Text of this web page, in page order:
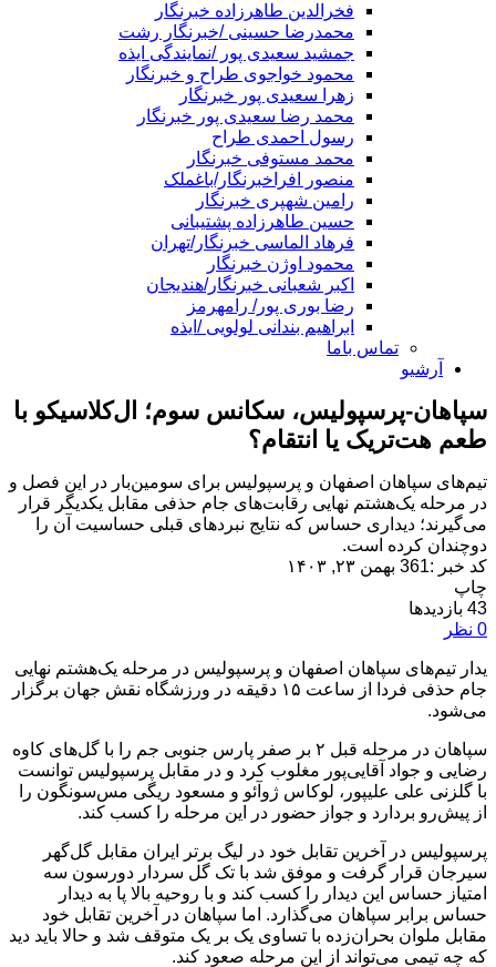
فخرالدین طاهرزاده خبرنگار
محمدرضا حسینی /خبرنگار رشت
جمشید سعیدی پور /نمایندگی ایذه
محمود خواجوی طراح و خبرنگار
زهرا سعیدی پور خبرنگار
محمد رضا سعیدی پور خبرنگار
رسول احمدی طراح
محمد مستوفی خبرنگار
منصور افراخبرنگار/باغملک
رامین شهپری خبرنگار
حسین طاهرزاده پشتیبانی
فرهاد الماسی خبرنگار/تهران
محمود اوژن خبرنگار
اکبر شعبانی خبرنگار/هندیجان
رضا بوری پور/ رامهرمز
ابراهیم بندانی لولویی /ایذه
تماس باما
آرشیو
سپاهان-پرسپولیس، سکانس سوم؛ ال‌کلاسیکو با
طعم هت‌تریک یا انتقام؟
تیم‌های سپاهان اصفهان و پرسپولیس برای سومین‌بار در این فصل و
در مرحله یک‌هشتم نهایی رقابت‌های جام حذفی مقابل یکدیگر قرار
می‌گیرند؛ دیداری حساس که نتایج نبردهای قبلی حساسیت آن را
دوچندان کرده است.
کد خبر :361
بهمن ۲۳, ۱۴۰۳
چاپ
43 بازدیدها
0 نظر
یدار تیم‌های سپاهان اصفهان و پرسپولیس در مرحله یک‌هشتم نهایی
جام حذفی فردا از ساعت ۱۵ دقیقه در ورزشگاه نقش جهان برگزار
می‌شود.
سپاهان در مرحله قبل ۲ بر صفر پارس جنوبی جم را با گل‌های کاوه
رضایی و جواد آقایی‌پور مغلوب کرد و در مقابل پرسپولیس توانست
با گلزنی علی علیپور، لوکاس ژوآئو و مسعود ریگی مس‌سونگون را
از پیش‌رو بردارد و جواز حضور در این مرحله را کسب کند.
پرسپولیس در آخرین تقابل خود در لیگ برتر ایران مقابل گل‌گهر
سیرجان قرار گرفت و موفق شد با تک گل سردار دورسون سه
امتیاز حساس این دیدار را کسب کند و با روحیه بالا پا به دیدار
حساس برابر سپاهان می‌گذارد. اما سپاهان در آخرین تقابل خود
مقابل ملوان بحران‌زده با تساوی یک بر یک متوقف شد و حالا باید دید
که چه تیمی می‌تواند از این مرحله صعود کند.